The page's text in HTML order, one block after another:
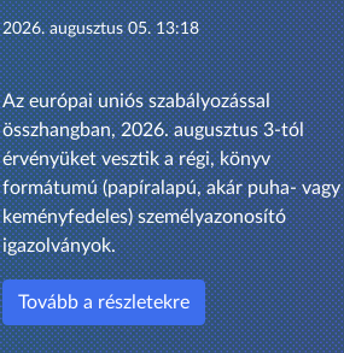
2026. augusztus 05. 13:18
Az európai uniós szabályozással
összhangban, 2026. augusztus 3-tól
érvényüket vesztik a régi, könyv
formátumú (papíralapú, akár puha- vagy
keményfedeles) személyazonosító
igazolványok.
Tovább a részletekre